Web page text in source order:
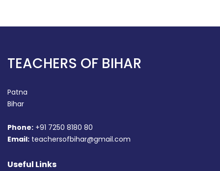
TEACHERS OF BIHAR
Patna
Bihar
Phone: +91 7250 8180 80
Email: teachersofbihar@gmail.com
Useful Links